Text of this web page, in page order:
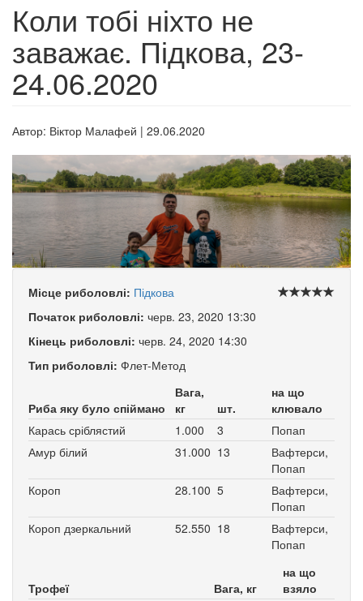
Коли тобі ніхто не
заважає. Підкова, 23-
24.06.2020
Автор: Віктор Малафей | 29.06.2020
Місце риболовлі: Підкова
Початок риболовлі: черв. 23, 2020 13:30
Кінець риболовлі: черв. 24, 2020 14:30
Тип риболовлі: Флет-Метод
Риба яку було спіймано
Вага,
кг
шт.
на що
клювало
Карась сріблястий
1.000 3
Попап
Амур білий
31.000 13
Вафтерси,
Попап
Короп
28.100 5
Вафтерси,
Попап
Короп дзеркальний
52.550 18
Вафтерси,
Попап
Трофеї Вага, кг
на що
взяло